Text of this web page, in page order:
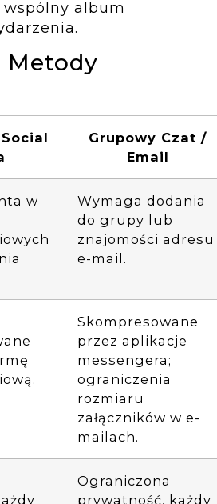
album
Metody
Grupowy Czat /
Email
w
Wymaga dodania
do grupy lub
znajomości adresu
e-mail.
Skompresowane
przez aplikacje
messengera;
ograniczenia
rozmiaru
załączników w e-
mailach.
Ograniczona
prywatność, każdy